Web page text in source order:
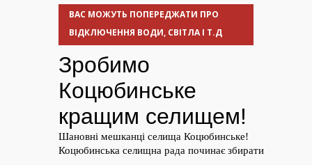
ВАС МОЖУТЬ ПОПЕРЕДЖАТИ ПРО
ВІДКЛЮЧЕННЯ ВОДИ, СВІТЛА І Т.Д